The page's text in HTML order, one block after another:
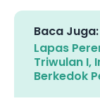
Baca Juga:
Lapas
Triwulan I,
Berkedok